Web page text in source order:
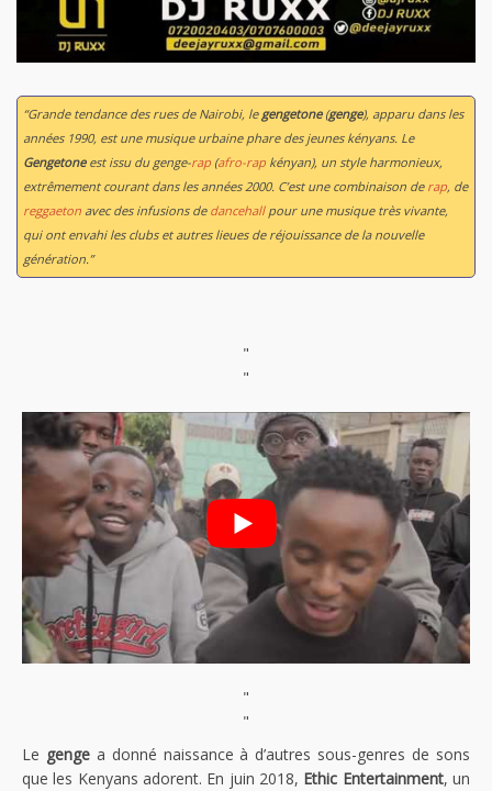
“Grande tendance des rues de Nairobi, legengetone(genge), apparu dans les
années 1990, est une musique urbaine phare des jeunes kényans. Le
Gengetoneest issu du genge-rap (afro-rap kényan), un style harmonieux,
extrêmement courant dans les années 2000. C’est une combinaison de rap, de
reggaeton avec des infusions de dancehallpour une musique très vivante,
qui ont envahi les clubs et autres lieues de réjouissance de la nouvelle
génération.”
"
"
"
"
Le gengea donné naissance à d’autres sous-genres de sons
que les Kenyans adorent. En juin 2018, Ethic Entertainment, un